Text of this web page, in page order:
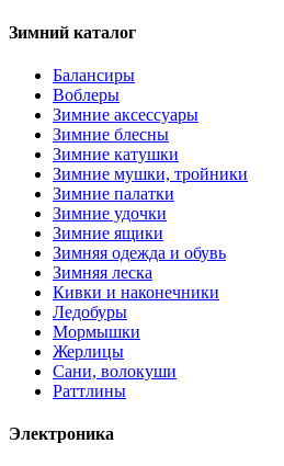
Зимний каталог
Балансиры
Воблеры
Зимние аксессуары
Зимние блесны
Зимние катушки
Зимние мушки, тройники
Зимние палатки
Зимние удочки
Зимние ящики
Зимняя одежда и обувь
Зимняя леска
Кивки и наконечники
Ледобуры
Мормышки
Жерлицы
Сани, волокуши
Раттлины
Электроника